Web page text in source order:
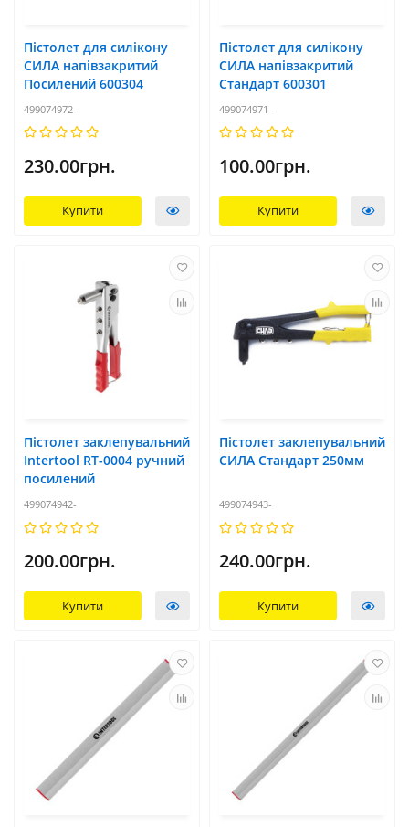
Пістолет для силікону
СИЛА напівзакритий
Посилений 600304
499074972-
230.00грн.
Купити
Пістолет для силікону
СИЛА напівзакритий
Стандарт 600301
499074971-
100.00грн.
Купити
Пістолет заклепувальний
Intertool RT-0004 ручний
посилений
499074942-
200.00грн.
Купити
Пістолет заклепувальний
СИЛА Стандарт 250мм
499074943-
240.00грн.
Купити